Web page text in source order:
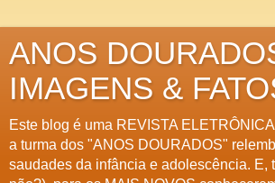
ANOS
IMAGENS &
Este blog é uma REVISTA
a turma dos "ANOS DOURADOS"
saudades da infância e adolescência. E,